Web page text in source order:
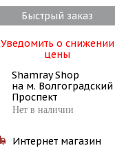
Быстрый заказ
Уведомить о снижении
цены
Shamray Shop
на м. Волгоградский
Проспект
Нет в наличии
Интернет магазин